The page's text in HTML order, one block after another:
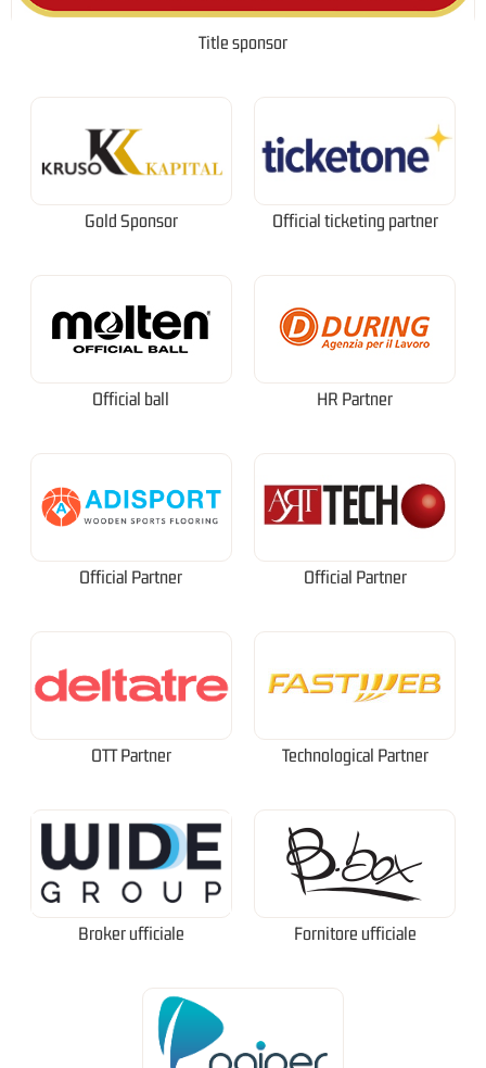
Title sponsor
Gold Sponsor Official ticketing partner
Official ball HR Partner
Official Partner Official Partner
OTT Partner Technological Partner
Broker ufficiale Fornitore ufficiale